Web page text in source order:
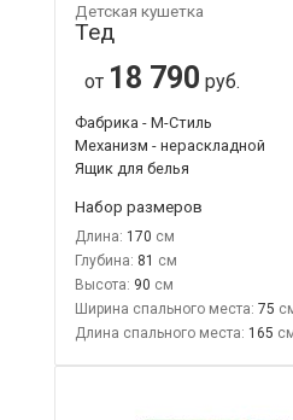
Детская кушетка
Тед
от 18 790 руб.
Фабрика - М-Стиль
Механизм - нераскладной
Ящик для белья
Набор размеров
Длина: 170
Глубина: 81
Высота: 90
Ширина спального места: 75
Длина спального места: 165